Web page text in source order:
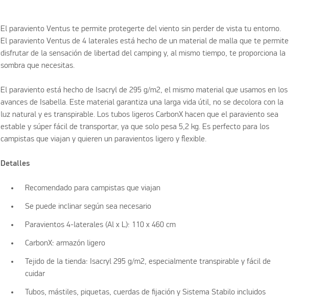
El paraviento Ventus te permite protegerte del viento sin perder de vista tu entorno.
El paraviento Ventus de 4 laterales está hecho de un material de malla que te permite
disfrutar de la sensación de libertad del camping y, al mismo tiempo, te proporciona la
sombra que necesitas.
El paraviento está hecho de Isacryl de 295 g/m2, el mismo material que usamos en los
avances de Isabella. Este material garantiza una larga vida útil, no se decolora con la
luz natural y es transpirable. Los tubos ligeros CarbonX hacen que el paraviento sea
estable y súper fácil de transportar, ya que solo pesa 5,2 kg. Es perfecto para los
campistas que viajan y quieren un paravientos ligero y flexible.
Detalles
Recomendado para campistas que viajan
Se puede inclinar según sea necesario
Paravientos 4-laterales (Al x L): 110 x 460 cm
CarbonX: armazón ligero
Tejido de la tienda: Isacryl 295 g/m2, especialmente transpirable y fácil de
cuidar
Tubos, mástiles, piquetas, cuerdas de fijación y Sistema Stabilo incluidos